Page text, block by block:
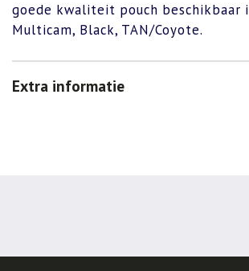
goede kwaliteit pouch beschikbaar
Multicam, Black, TAN/Coyote.
Extra informatie